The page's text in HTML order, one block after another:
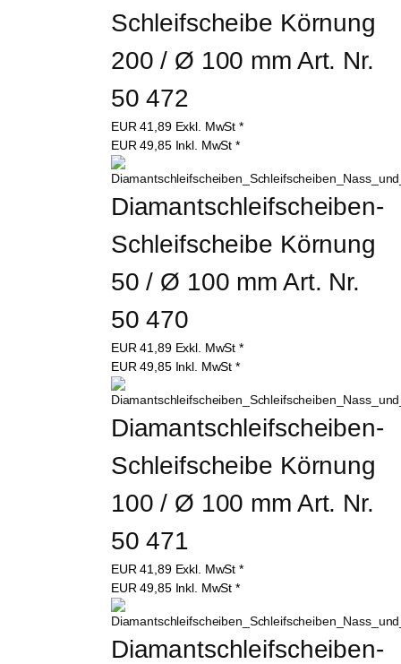
Schleifscheibe Körnung
200 / Ø 100 mm Art. Nr.
50 472
EUR41,89 Exkl. MwSt *
EUR49,85 Inkl. MwSt *
Diamantschleifscheiben-
Schleifscheibe Körnung
50 / Ø 100 mm Art. Nr.
50 470
EUR41,89 Exkl. MwSt *
EUR49,85 Inkl. MwSt *
Diamantschleifscheiben-
Schleifscheibe Körnung
100 / Ø 100 mm Art. Nr.
50 471
EUR41,89 Exkl. MwSt *
EUR49,85 Inkl. MwSt *
Diamantschleifscheiben-